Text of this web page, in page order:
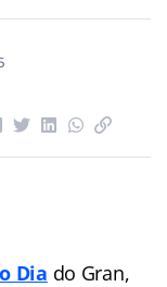
Dia do Gran,